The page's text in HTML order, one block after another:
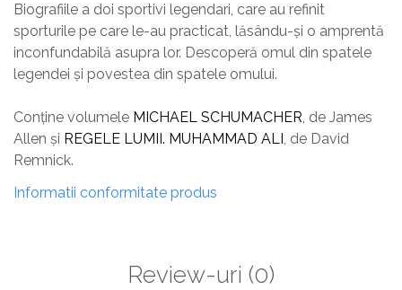
Biografiile a doi sportivi legendari, care au refinit
sporturile pe care le-au practicat, lăsându-și o amprentă
inconfundabilă asupra lor. Descoperă omul din spatele
legendei și povestea din spatele omului.
Conține volumele MICHAEL SCHUMACHER, de James
Allen și REGELE LUMII. MUHAMMAD ALI, de David
Remnick.
Informatii conformitate produs
Review-uri (0)